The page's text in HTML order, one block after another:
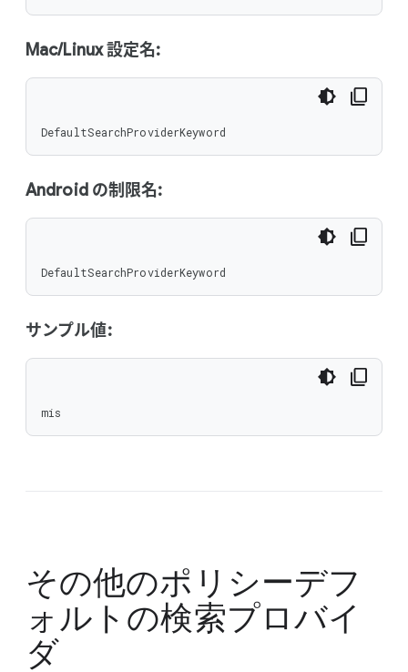
Mac/Linux 設定名:
DefaultSearchProviderKeyword
Android の制限名:
DefaultSearchProviderKeyword
サンプル値:
mis
その他のポリシーデフ
ォルトの検索プロバイ
ダ